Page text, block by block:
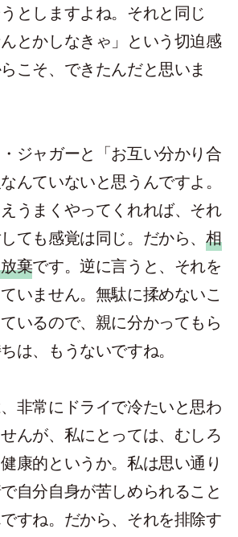
としますよね。それと同じ
とかしなきゃ」という切迫感
こそ、できたんだと思いま
ジャガーと「お互い分かり合
んていないと思うんですよ。
うまくやってくれれば、それ
ても感覚は同じ。だから、 相
棄です。逆に言うと、それを
いません。無駄に揉めないこ
いるので、親に分かってもら
は、もうないですね。
非常にドライで冷たいと思わ
んが、私にとっては、むしろ
康的というか。私は思い通り
自分自身が苦しめられること
すね。だから、それを排除す